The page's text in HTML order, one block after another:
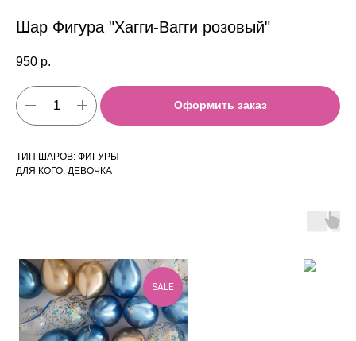
Шар Фигура "Хагги-Вагги розовый"
950 р.
Оформить заказ
ТИП ШАРОВ: ФИГУРЫ
ДЛЯ КОГО: ДЕВОЧКА
SALE